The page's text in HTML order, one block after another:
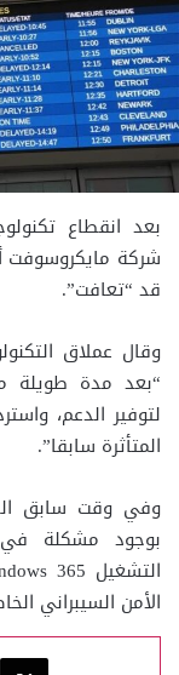
بعد انقطاع
شركة مايكروسوفت
قد “تعافت”.
وقال عملاق
“بعد مدة طويلة
المتأثرة سابقا”.
وفي وقت سابق
بوجود مشكلة في
الأمن السيبراني